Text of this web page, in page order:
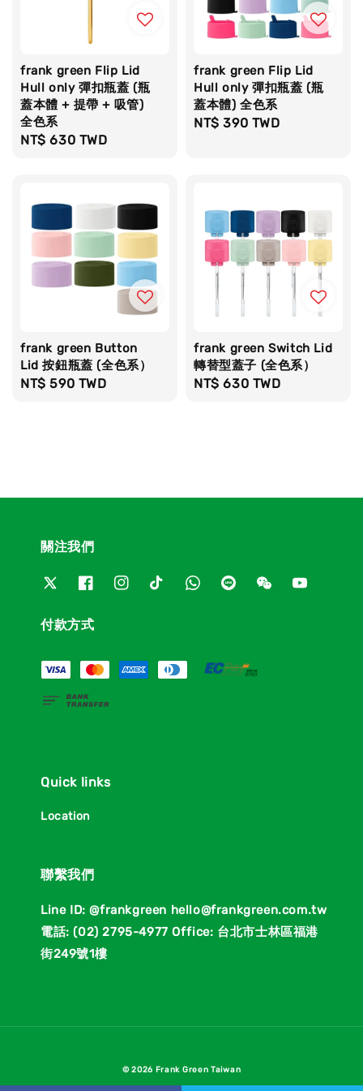
frank green Flip Lid
Hull only 彈扣瓶蓋 (瓶
蓋本體 + 提帶 + 吸管)
全色系
Regular
NT$ 630 TWD
frank green Flip Lid
Hull only 彈扣瓶蓋 (瓶
蓋本體) 全色系
Regular
NT$ 390 TWD
frank green Button
Lid 按鈕瓶蓋 (全色系）
Regular
NT$ 590 TWD
frank green Switch Lid
轉替型蓋子 (全色系）
Regular
NT$ 630 TWD
關注我們
付款方式
Quick links
Location
聯繫我們
Line ID: @frankgreen hello@frankgreen.com.tw
電話: (02) 2795-4977 Office: 台北市士林區福港
街249號1樓
© 2026 Frank Green Taiwan